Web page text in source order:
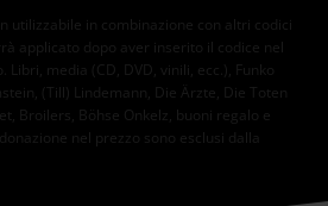
utilizzabile in combinazione con altri codici
applicato dopo aver inserito il codice nel
Libri, media (CD, DVD, vinili, ecc.), Funko
(Till) Lindemann, Die Ärzte, Die Toten
Broilers, Böhse Onkelz, buoni regalo e
nel prezzo sono esclusi dalla